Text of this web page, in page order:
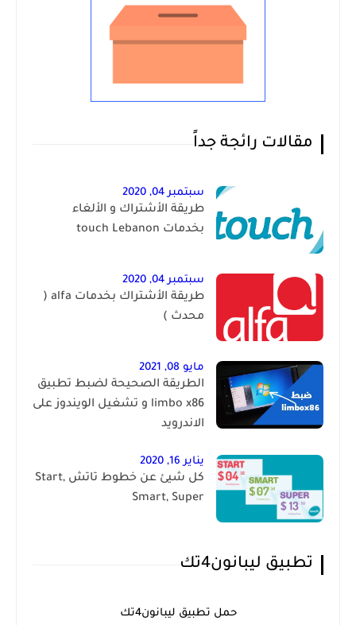
مقالات رائجة جداً
سبتمبر 04, 2020
طريقة الأشتراك و الألغاء
بخدمات touch Lebanon
سبتمبر 04, 2020
طريقة الأشتراك بخدمات alfa (
محدث )
مايو 08, 2021
الطريقة الصحيحة لضبط تطبيق
limbo x86 و تشغيل الويندوز على
الاندرويد
يناير 16, 2020
كل شيئ عن خطوط تاتش Start,
Smart, Super
تطبيق ليبانون4تك
حمل تطبيق ليبانون4تك